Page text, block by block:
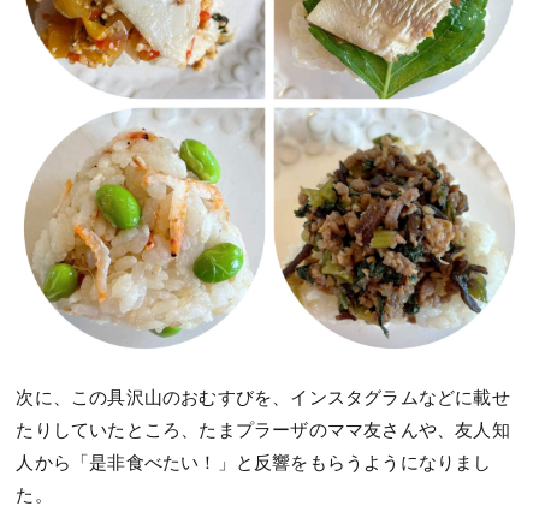
次に、この具沢山のおむすびを、インスタグラムなどに載せ
たりしていたところ、たまプラーザのママ友さんや、友人知
人から「是非食べたい！」と反響をもらうようになりまし
た。